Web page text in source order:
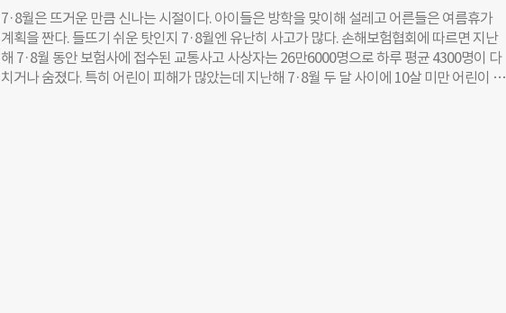
7·8월은 뜨거운 만큼 신나는 시절이다. 아이들은 방학을 맞이해 설레고 어른들은 여름휴가
계획을 짠다. 들뜨기 쉬운 탓인지 7·8월엔 유난히 사고가 많다. 손해보험협회에 따르면 지난
해 7·8월 동안 보험사에 접수된 교통사고 사상자는 26만6000명으로 하루 평균 4300명이 다
치거나 숨졌다. 특히 어린이 피해가 많았는데 지난해 7·8월 두 달 사이에 10살 미만 어린이 교